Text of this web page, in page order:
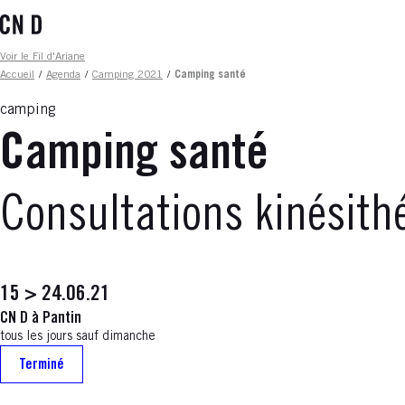
au
principal
Fil d'ariane
Voir le Fil d'Ariane
Accueil
/ Agenda / Camping 2021 / Camping santé
camping
Camping santé
Consultations
15 > 24.06.21
CN D à Pantin
tous les jours sauf dimanche
Terminé